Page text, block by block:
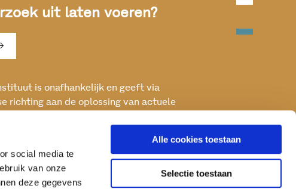
social media te
van onze
deze gegevens
Alle cookies toestaan
Selectie toestaan
uit laten voeren?
is onafhankelijk en geeft via
richting aan de oplossing van actuele